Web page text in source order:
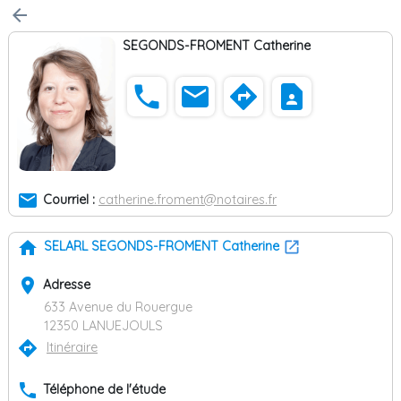
arrow_back
SEGONDS-FROMENT Catherine
phone email directions contact_page
email Courriel : catherine.froment@notaires.fr
home SELARL SEGONDS-FROMENT Catherine
place Adresse
633 Avenue du Rouergue
12350 LANUEJOULS
directions Itinéraire
phone Téléphone de l'étude